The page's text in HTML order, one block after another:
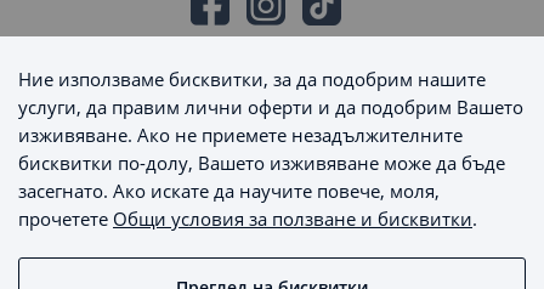
Начини на плащане
Начини на доставка
Ние използваме бисквитки, за да подобрим нашите
услуги, да правим лични оферти и да подобрим Вашето
изживяване. Ако не приемете незадължителните
бисквитки по-долу, Вашето изживяване може да бъде
засегнато. Ако искате да научите повече, моля,
прочетете Общи условия за ползване и бисквитки.